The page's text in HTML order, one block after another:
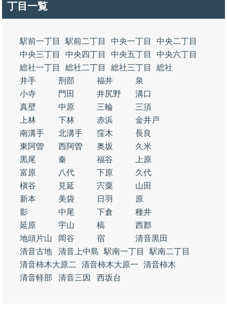
丁目一覧
駅前一丁目 駅前二丁目 中央一丁目
中央二丁目
中央三丁目
中央四丁目 中央五丁目
中央六丁目
総社一丁目
総社二丁目 総社三丁目
総社
井手
刑部 福井
泉
小寺
門田 井尻野
溝口
真壁
中原 三輪
三須
上林
下林 赤浜
金井戸
南溝手
北溝手 窪木
長良
東阿曽
西阿曽 奥坂
久米
黒尾
秦 福谷
上原
富原
八代 下原
久代
槇谷
見延 宍粟
山田
新本
美袋 日羽
原
影
中尾 下倉
種井
延原
宇山 槁
西郡
地頭片山
岡谷 宿
清音黒田
清音古地
清音上中島 駅南一丁目
駅南二丁目
清音柿木大原二
清音柿木大原一
清音柿木
清音軽部
清音三因 西坂台